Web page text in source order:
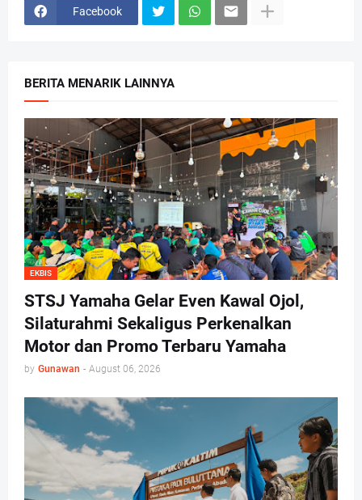
Facebook
BERITA MENARIK LAINNYA
EKBIS
STSJ Yamaha Gelar Even Kawal Ojol,
Silaturahmi Sekaligus Perkenalkan
Motor dan Promo Terbaru Yamaha
by Gunawan - August 06, 2026